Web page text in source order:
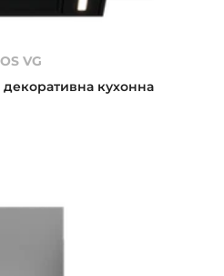
VG
кухонна